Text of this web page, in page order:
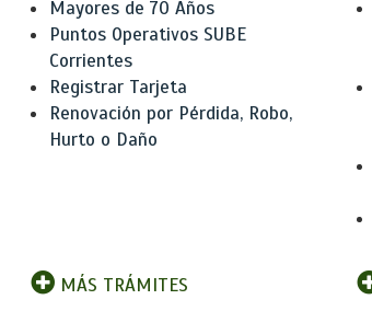
Mayores de 70 Años
Puntos Operativos SUBE
Corrientes
Registrar Tarjeta
Renovación por Pérdida, Robo,
Hurto o Daño
MÁS TRÁMITES